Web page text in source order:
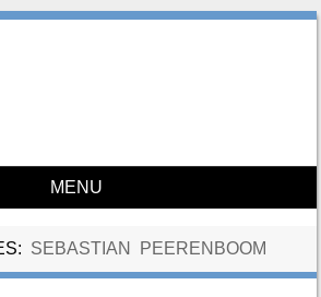
MENU
SEBASTIAN PEERENBOOM